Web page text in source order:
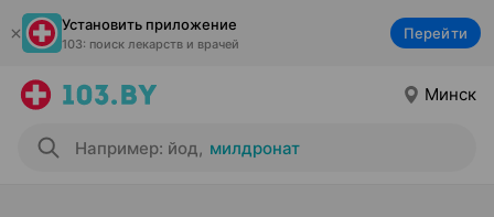
Установить приложение
103: поиск лекарств и врачей
Перейти
Минск
Например: йод, милдронат